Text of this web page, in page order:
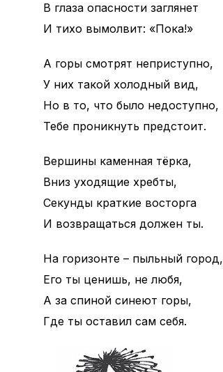
В глаза опасности заглянет
И тихо вымолвит: «Пока!»
А горы смотрят неприступно,
У них такой холодный вид,
Но в то, что было недоступно,
Тебе проникнуть предстоит.
Вершины каменная тёрка,
Вниз уходящие хребты,
Секунды краткие восторга
И возвращаться должен ты.
На горизонте – пыльный город,
Его ты ценишь, не любя,
А за спиной синеют горы,
Где ты оставил сам себя.